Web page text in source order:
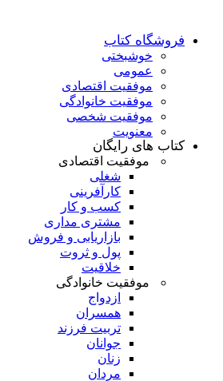
فروشگاه کتاب
خوشبختی
عمومی
موفقیت اقتصادی
موفقیت خانوادگی
موفقیت شخصی
معنویت
کتاب های رایگان
موفقیت اقتصادی
شغلی
کارآفرینی
کسب و کار
مشتری مداری
بازاریابی و فروش
پول و ثروت
خلاقیت
موفقیت خانوادگی
ازدواج
همسران
تربیت فرزند
جوانان
زنان
مردان